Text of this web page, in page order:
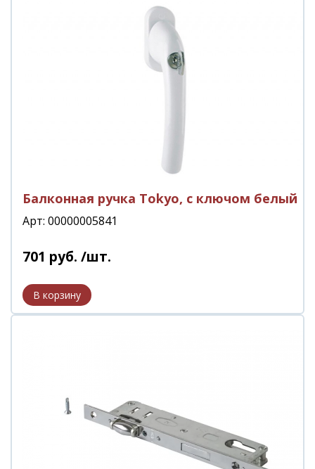
Балконная ручка Tokyo, с ключом белый
Арт: 00000005841
701 руб. /шт.